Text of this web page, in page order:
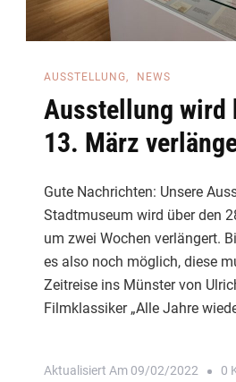
AUSSTELLUNG NEWS
Ausstellung wird
13. März
Gute Nachrichten: Unsere
Stadtmuseum wird über den
um zwei Wochen verlängert.
es also noch möglich, diese
Zeitreise ins Münster von
Filmklassiker „Alle Jahre
Aktualisiert Am 09/02/2022 0